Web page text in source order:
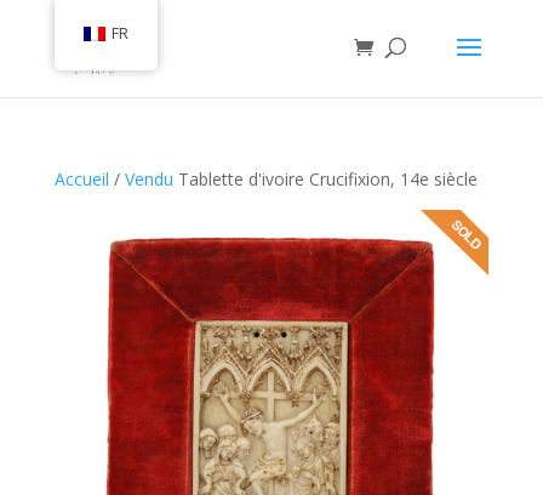
Accueil / Vendu Tablette d'ivoire Crucifixion, 14e siècle
FR